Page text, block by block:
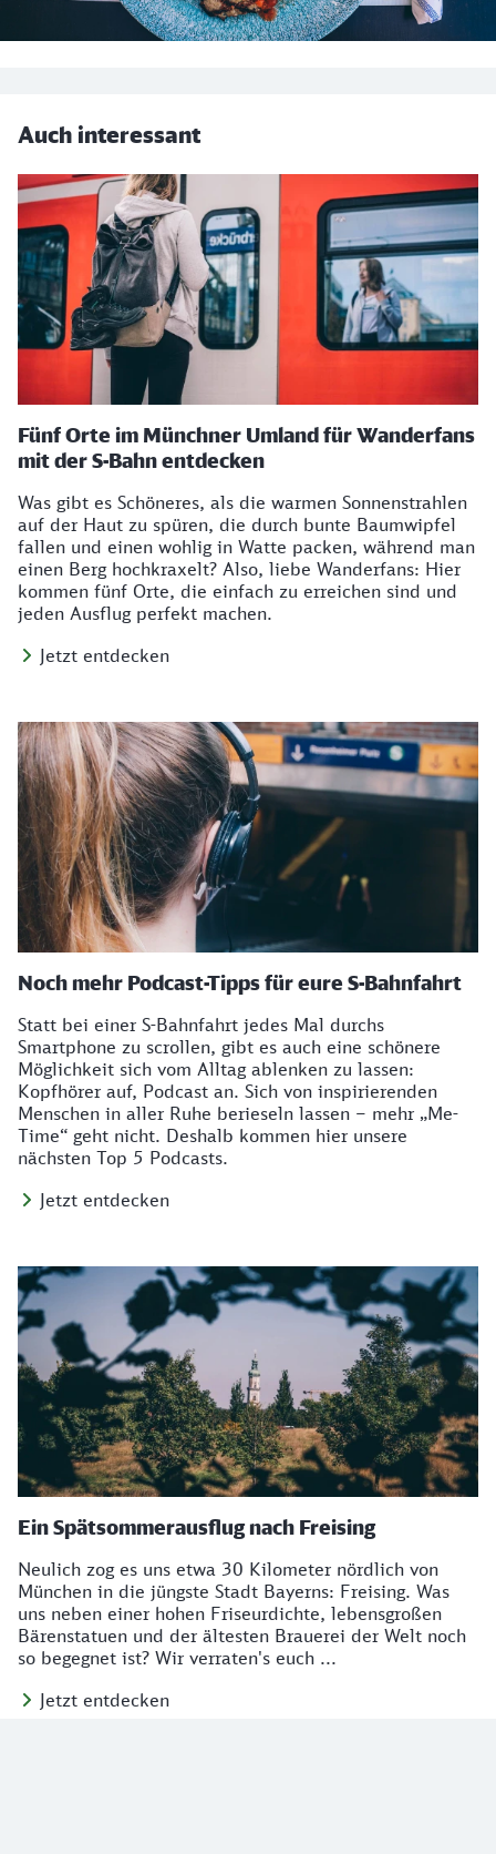
Auch interessant
Fünf Orte im Münchner Umland für Wanderfans
mit der S-Bahn entdecken
Was gibt es Schöneres, als die warmen Sonnenstrahlen
auf der Haut zu spüren, die durch bunte Baumwipfel
fallen und einen wohlig in Watte packen, während man
einen Berg hochkraxelt? Also, liebe Wanderfans: Hier
kommen fünf Orte, die einfach zu erreichen sind und
jeden Ausflug perfekt machen.
Jetzt entdecken
Noch mehr Podcast-Tipps für eure S-Bahnfahrt
Statt bei einer S-Bahnfahrt jedes Mal durchs
Smartphone zu scrollen, gibt es auch eine schönere
Möglichkeit sich vom Alltag ablenken zu lassen:
Kopfhörer auf, Podcast an. Sich von inspirierenden
Menschen in aller Ruhe berieseln lassen – mehr „Me-
Time“ geht nicht. Deshalb kommen hier unsere
nächsten Top 5 Podcasts.
Jetzt entdecken
Ein Spätsommerausflug nach Freising
Neulich zog es uns etwa 30 Kilometer nördlich von
München in die jüngste Stadt Bayerns: Freising. Was
uns neben einer hohen Friseurdichte, lebensgroßen
Bärenstatuen und der ältesten Brauerei der Welt noch
so begegnet ist? Wir verraten's euch ...
Jetzt entdecken